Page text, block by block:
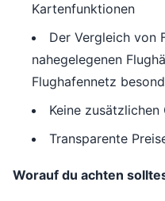
Kartenfunktionen
Der Vergleich von
nahegelegenen
Flughafennetz
Keine
Transparente
Worauf du achten